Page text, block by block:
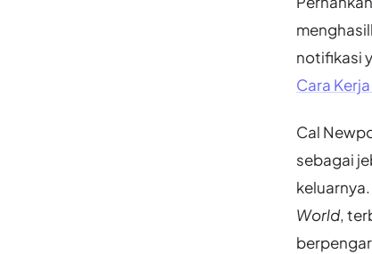
notifikasi
Cara
Cal
sebagai
World,